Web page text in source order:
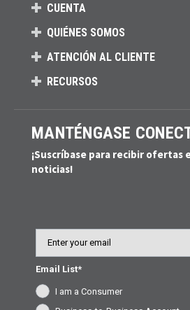
CUENTA
QUIÉNES SOMOS
ATENCIÓN AL CLIENTE
RECURSOS
MANTÉNGASE
¡Suscríbase para recibir ofertas
noticias!
Email List*
I am a Consumer